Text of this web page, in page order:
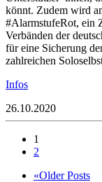
könnt. Zudem wird
#AlarmstufeRot, ein
Verbänden der
für eine Sicherung
zahlreichen
Infos
26.10.2020
1
2
«Older Posts